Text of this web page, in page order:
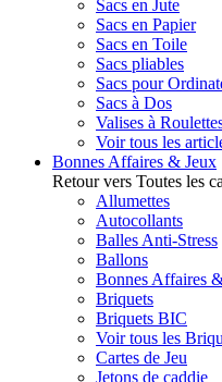
Sacs en Jute
Sacs en Papier
Sacs en Toile
Sacs pliables
Sacs pour
Sacs à Dos
Valises à
Voir tous les
Bonnes Affaires & Jeux
Retour vers Toutes les
Allumettes
Autocollants
Balles Anti-Stress
Ballons
Bonnes Affaires
Briquets
Briquets BIC
Voir tous les
Cartes de Jeu
Jetons de caddie